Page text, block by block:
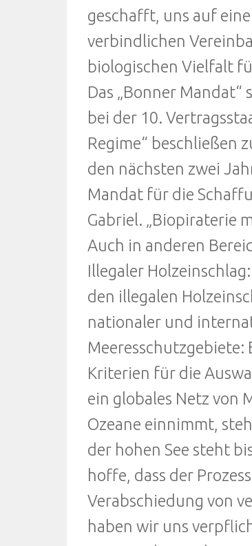
geschafft, uns auf
verbindlichen
biologischen Vielfalt
Das „Bonner
bei der 10.
Regime“ beschließen
den nächsten zwei
Mandat für die
Gabriel. „Biopiraterie
Auch in anderen
Illegaler
den illegalen
nationaler und
Meeresschutzgebiete:
Kriterien für die
ein globales Netz von
Ozeane einnimmt,
der hohen See steht
hoffe, dass der
Verabschiedung von
haben wir uns